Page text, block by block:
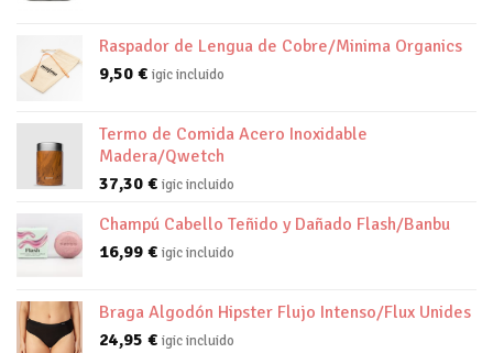
Raspador de Lengua de Cobre/Minima Organics
9,50 € igic incluido
Termo de Comida Acero Inoxidable
Madera/Qwetch
37,30 € igic incluido
Champú Cabello Teñido y Dañado Flash/Banbu
16,99 € igic incluido
Braga Algodón Hipster Flujo Intenso/Flux Unides
24,95 € igic incluido